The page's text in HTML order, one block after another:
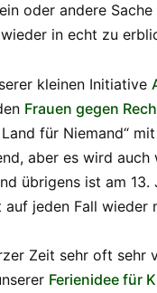
oder andere
in echt zu
kleinen Initiative
Frauen gegen
für Niemand“
aber es wird
übrigens ist am
auf jeden Fall wieder
Zeit sehr oft sehr
Ferienidee für